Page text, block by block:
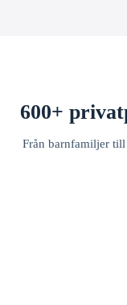
600+
Från barnfamiljer till